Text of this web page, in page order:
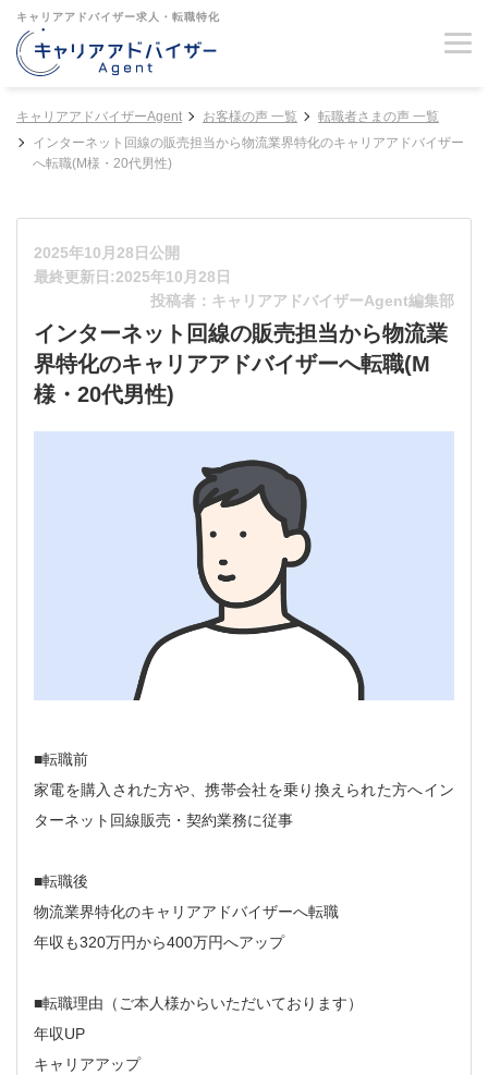
キャリアアドバイザー求人・転職特化
キャリアアドバイザーAgent お客様の声 一覧
転職者さまの声 一覧
インターネット回線の販売担当から物流業界特化のキャリアアドバイザー
へ転職(M様・20代男性)
2025年10月28日公開
最終更新日:2025年10月28日
投稿者：キャリアアドバイザーAgent編集部
インターネット回線の販売担当から物流業
界特化のキャリアアドバイザーへ転職(M
様・20代男性)
■転職前
家電を購入された方や、携帯会社を乗り換えられた方へイン
ターネット回線販売・契約業務に従事
■転職後
物流業界特化のキャリアアドバイザーへ転職
年収も320万円から400万円へアップ
■転職理由（ご本人様からいただいております）
年収UP
キャリアアップ